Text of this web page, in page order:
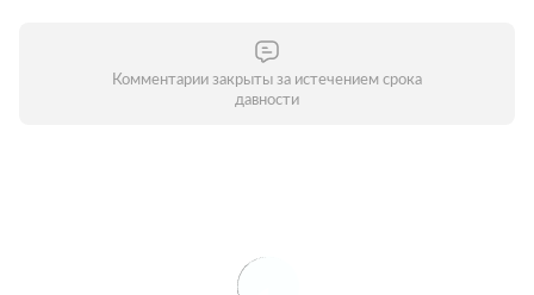
Комментарии закрыты за истечением срока
давности